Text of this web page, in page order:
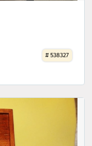
# 538327